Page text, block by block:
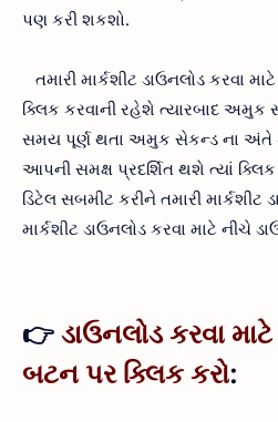
પણ કરી શકશો.
તમારી માર્કશીટ ડાઉનલોડ કરવા
ક્લિક કરવાની રહેશે ત્યારબાદ અમુક
સમય પૂર્ણ થતા અમુક સેકન્ડ ના અંતે
આપની સમક્ષ પ્રદર્શિત થશે ત્યાં
ડિટેલ સબમીટ કરીને તમારી માર્કશીટ
માર્કશીટ ડાઉનલોડ કરવા માટે નીચે
👉ડાઉનલોડ કરવા
બટન પર ક્લિક કરો: